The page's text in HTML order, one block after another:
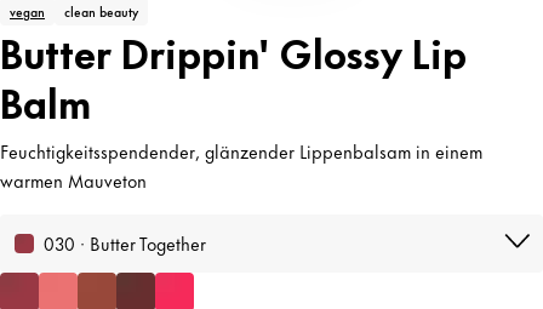
vegan clean beauty
Butter Drippin' Glossy Lip
Balm
Feuchtigkeitsspendender, glänzender Lippenbalsam in einem
warmen Mauveton
030 · Butter Together